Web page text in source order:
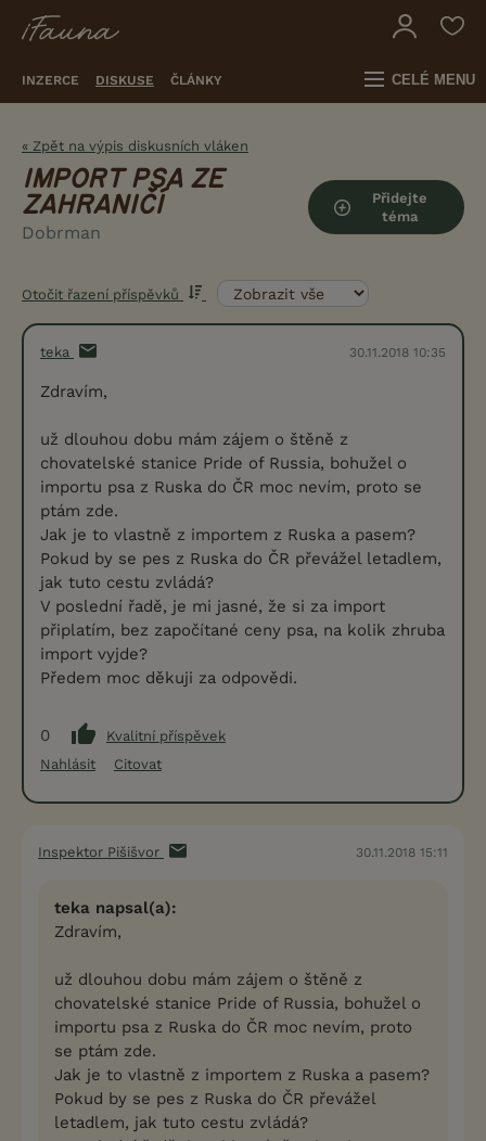
INZERCE DISKUSE ČLÁNKY CELÉ MENU
« Zpět na výpis diskusních vláken
IMPORT PSA ZE
ZAHRANIČÍ
Dobrman
Přidejte
téma
Otočit řazení příspěvků
teka 30.11.2018 10:35
Zdravím,
už dlouhou dobu mám zájem o štěně z
chovatelské stanice Pride of Russia, bohužel o
importu psa z Ruska do ČR moc nevím, proto se
ptám zde.
Jak je to vlastně z importem z Ruska a pasem?
Pokud by se pes z Ruska do ČR převážel letadlem,
jak tuto cestu zvládá?
V poslední řadě, je mi jasné, že si za import
připlatím, bez započítané ceny psa, na kolik zhruba
import vyjde?
Předem moc děkuji za odpovědi.
0
Kvalitní příspěvek
Nahlásit
Citovat
Inspektor Pišišvor 30.11.2018 15:11
teka napsal(a):
Zdravím,
už dlouhou dobu mám zájem o štěně z
chovatelské stanice Pride of Russia, bohužel o
importu psa z Ruska do ČR moc nevím, proto
se ptám zde.
Jak je to vlastně z importem z Ruska a pasem?
Pokud by se pes z Ruska do ČR převážel
letadlem, jak tuto cestu zvládá?